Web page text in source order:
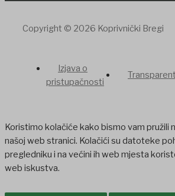
Copyright © 2026 Koprivnički Bregi
Izjava o
pristupačnosti
Koristimo kolačiće kako bismo vam pružili
našoj web stranici. Kolačići su datoteke
pregledniku i na većini ih web mjesta
web iskustva.